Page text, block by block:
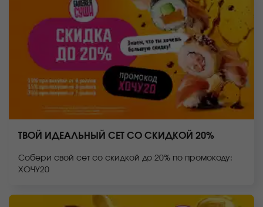
ТВОЙ ИДЕАЛЬНЫЙ СЕТ СО СКИДКОЙ 20%
Собери свой сет со скидкой до 20% по промокоду:
ХОЧУ20